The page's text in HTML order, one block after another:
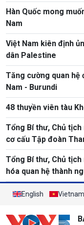
Hàn Quốc mong
Nam
Việt Nam kiên định
dân Palestine
Tăng cường quan hệ
Nam - Burundi
48 thuyền viên tàu
Tổng Bí thư, Chủ
cơ cấu Tập đoàn
Tổng Bí thư, Chủ
hóa quan hệ thành
English